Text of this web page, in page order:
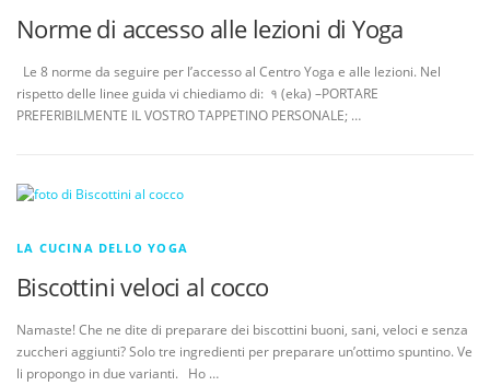
Norme di accesso alle lezioni di Yoga
Le 8 norme da seguire per l’accesso al Centro Yoga e alle lezioni. Nel
rispetto delle linee guida vi chiediamo di: १ (eka) –PORTARE
PREFERIBILMENTE IL VOSTRO TAPPETINO PERSONALE; …
LA CUCINA DELLO YOGA
Biscottini veloci al cocco
Namaste! Che ne dite di preparare dei biscottini buoni, sani, veloci e senza
zuccheri aggiunti? Solo tre ingredienti per preparare un’ottimo spuntino. Ve
li propongo in due varianti. Ho …